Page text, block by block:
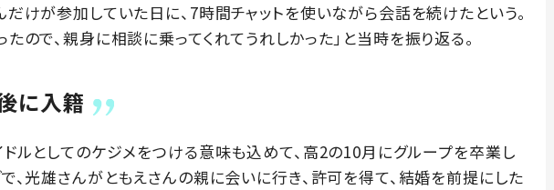
だけが参加していた日に、7時間チャットを使いながら会話を続けたという。
たので、親身に相談に乗ってくれてうれしかった」と当時を振り返る。
に入籍
ドルとしてのケジメをつける意味も込めて、高2の10月にグループを卒業し
で、光雄さんがともえさんの親に会いに行き、許可を得て、結婚を前提にした